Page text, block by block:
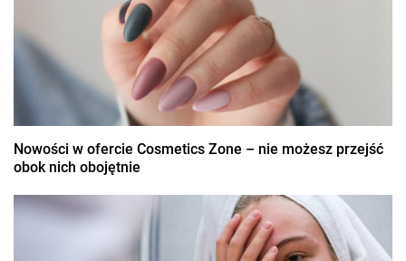
Nowości w ofercie Cosmetics Zone – nie możesz przejść
obok nich obojętnie